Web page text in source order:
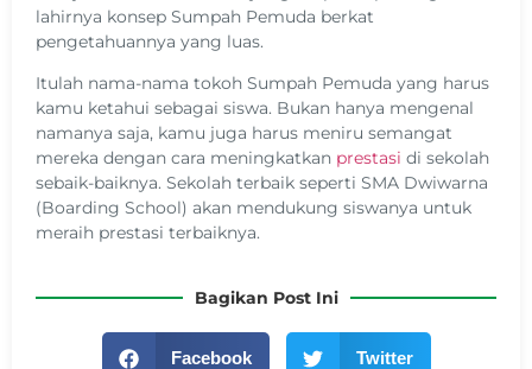
lahirnya konsep Sumpah Pemuda berkat
pengetahuannya yang luas.
Itulah nama-nama tokoh Sumpah Pemuda yang harus
kamu ketahui sebagai siswa. Bukan hanya mengenal
namanya saja, kamu juga harus meniru semangat
mereka dengan cara meningkatkan prestasi di sekolah
sebaik-baiknya. Sekolah terbaik seperti SMA Dwiwarna
(Boarding School) akan mendukung siswanya untuk
meraih prestasi terbaiknya.
Bagikan Post Ini
Facebook Twitter